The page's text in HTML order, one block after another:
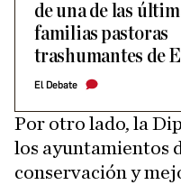
de una de las
familias pastoras
trashumantes de
El Debate
Por otro lado, la
los ayuntamientos
conservación y